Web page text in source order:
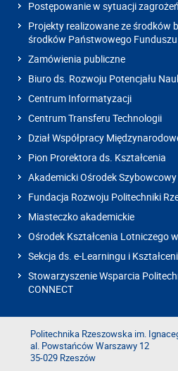
Postępowanie w sytuacji zagrożeń
Projekty realizowane ze środków
środków Państwowego
Zamówienia publiczne
Biuro ds. Rozwoju Potencjału
Centrum Informatyzacji
Centrum Transferu Technologii
Dział Współpracy
Pion Prorektora ds. Kształcenia
Akademicki Ośrodek
Fundacja Rozwoju Politechniki
Miasteczko akademickie
Ośrodek Kształcenia Lotniczego
Sekcja ds. e-Learningu i
Stowarzyszenie Wsparcia
CONNECT
Politechnika Rzeszowska im.
al. Powstańców Warszawy 12
35-029 Rzeszów